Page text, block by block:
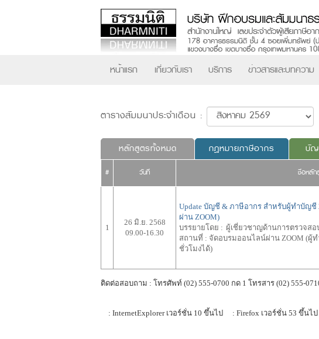
หน้าแรก เกี่ยวกับเรา บริการ ข่าวสารและบทความ
ตารางสัมมนาประจำเดือน :
หลักสูตรทั้งหมด กฎหมายภาษีอากร บัญ
# วันที่ ชื่อหลัก
1
26 มิ.ย. 2568
09.00-16.30
Update บัญชี & ภาษีอากร สำหรับผู้ทำบัญชี
ผ่าน ZOOM)
บรรยายโดย : ผู้เชี่ยวชาญด้านการตรวจส
สถานที่ : จัดอบรมออนไลน์ผ่าน ZOOM (
ชั่วโมงได้)
ติดต่อสอบถาม : โทรศัพท์ (02) 555-0700 กด 1 โทรสาร (02) 555-
: InternetExplorer เวอร์ชั่น 10 ขึ้นไป : Firefox เวอร์ชั่น 53 ขึ้นไป